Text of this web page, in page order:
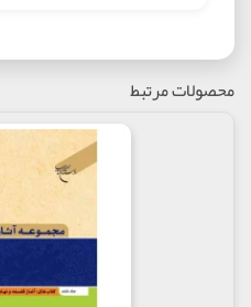
محصولات مرتبط